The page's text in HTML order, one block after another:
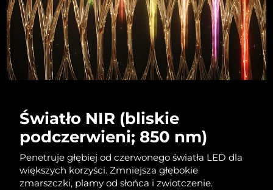
Światło NIR (bliskie
podczerwieni; 850 nm)
Penetruje głębiej od czerwonego światła LED dla
większych korzyści. Zmniejsza głębokie
zmarszczki, plamy od słońca i zwiotczenie.
Izrael
Oczekiwany czas dostawy
8/12/26
Włochy
Oczekiwany czas dostawy
8/8/26
Jersey
Oczekiwany czas dostawy
Kazachstan
Oczekiwany czas dostawy